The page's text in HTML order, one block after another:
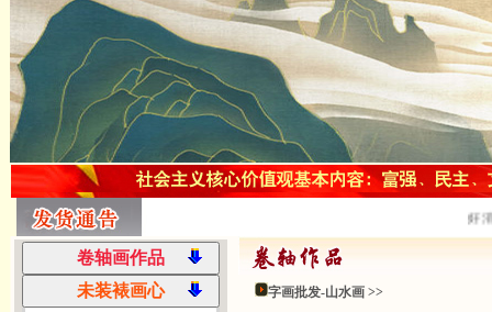
好
字画批发-山水画 >>